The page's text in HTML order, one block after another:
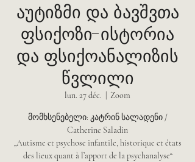
აუტიზმი და ბავშვთა
ფსიქოზი-ისტორია
და ფსიქოანალიზის
წვლილი
lun. 27 déc. Zoom
მომხსენებელი: კატრინ სალადენი /
Catherine Saladin
„Autisme et psychose infantile, historique et états
des lieux quant à l’apport de la psychanalyse“